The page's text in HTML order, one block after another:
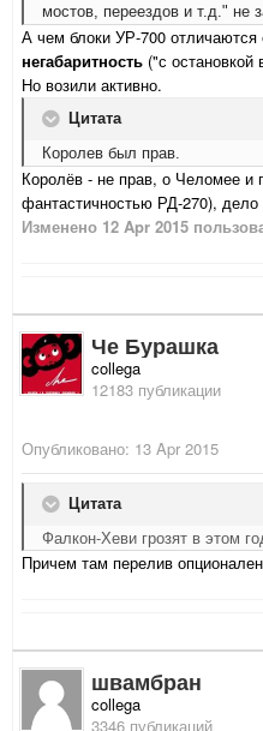
мостов, переездов и т.д." не
А чем блоки УР-700
негабаритность ("с остановкой
Но возили активно.
Цитата
Королев был прав.
Королёв - не прав, о Челомее и
фантастичностью РД-270),
Изменено 12 Apr 2015
Че Бурашка
collega
12183 публикации
Опубликовано: 13 Apr 2015
Цитата
Фалкон-Хеви грозят в этом
Причем там перелив
швамбран
collega
3346 публикаций